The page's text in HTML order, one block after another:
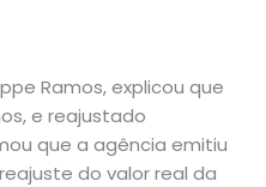
Ramos, explicou que
e reajustado
que a agência emitiu
do valor real da